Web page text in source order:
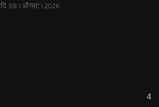
दि. 08 । ऑगस्ट । 2026
4